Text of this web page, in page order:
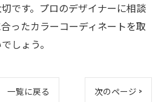
です。プロのデザイナーに相談
ったカラーコーディネートを取
しょう。
一覧に戻る 次のページ >